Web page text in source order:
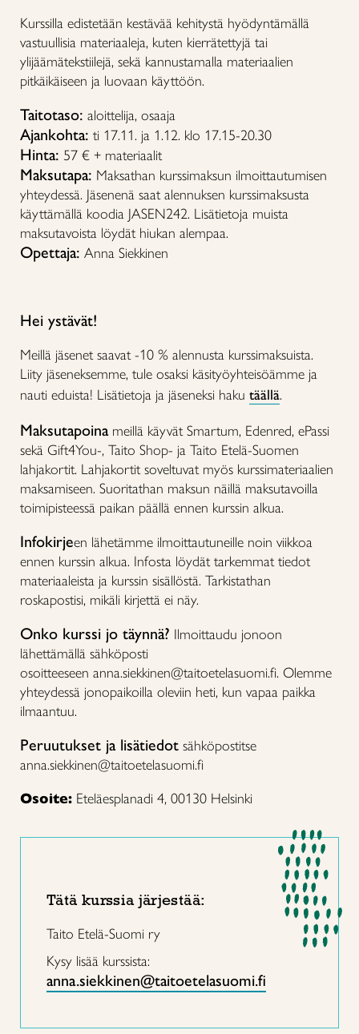
Kurssilla edistetään kestävää kehitystä hyödyntämällä
vastuullisia materiaaleja, kuten kierrätettyjä tai
ylijäämätekstiilejä, sekä kannustamalla materiaalien
pitkäikäiseen ja luovaan käyttöön.
Taitotaso: aloittelija, osaaja
Ajankohta: ti 17.11. ja 1.12. klo 17.15-20.30
Hinta: 57 € + materiaalit
Maksutapa: Maksathan kurssimaksun ilmoittautumisen
yhteydessä. Jäsenenä saat alennuksen kurssimaksusta
käyttämällä koodia JASEN242. Lisätietoja muista
maksutavoista löydät hiukan alempaa.
Opettaja: Anna Siekkinen
Hei ystävät!
Meillä jäsenet saavat -10 % alennusta kurssimaksuista.
Liity jäseneksemme, tule osaksi käsityöyhteisöämme ja
nauti eduista! Lisätietoja ja jäseneksi haku täällä.
Maksutapoinameillä käyvät Smartum, Edenred, ePassi
sekä Gift4You-, Taito Shop- ja Taito Etelä-Suomen
lahjakortit. Lahjakortit soveltuvat myös kurssimateriaalien
maksamiseen. Suoritathan maksun näillä maksutavoilla
toimipisteessä paikan päällä ennen kurssin alkua.
Infokirjeen lähetämme ilmoittautuneille noin viikkoa
ennen kurssin alkua. Infosta löydät tarkemmat tiedot
materiaaleista ja kurssin sisällöstä. Tarkistathan
roskapostisi, mikäli kirjettä ei näy.
Onko kurssi jo täynnä? Ilmoittaudu jonoon
lähettämällä sähköposti
osoitteeseen anna.siekkinen@taitoetelasuomi.fi. Olemme
yhteydessä jonopaikoilla oleviin heti, kun vapaa paikka
ilmaantuu.
Peruutukset ja lisätiedot sähköpostitse
anna.siekkinen@taitoetelasuomi.fi
Osoite: Eteläesplanadi 4, 00130 Helsinki
Tätä kurssia järjestää:
Taito Etelä-Suomi ry
Kysy lisää kurssista:
anna.siekkinen@taitoetelasuomi.fi